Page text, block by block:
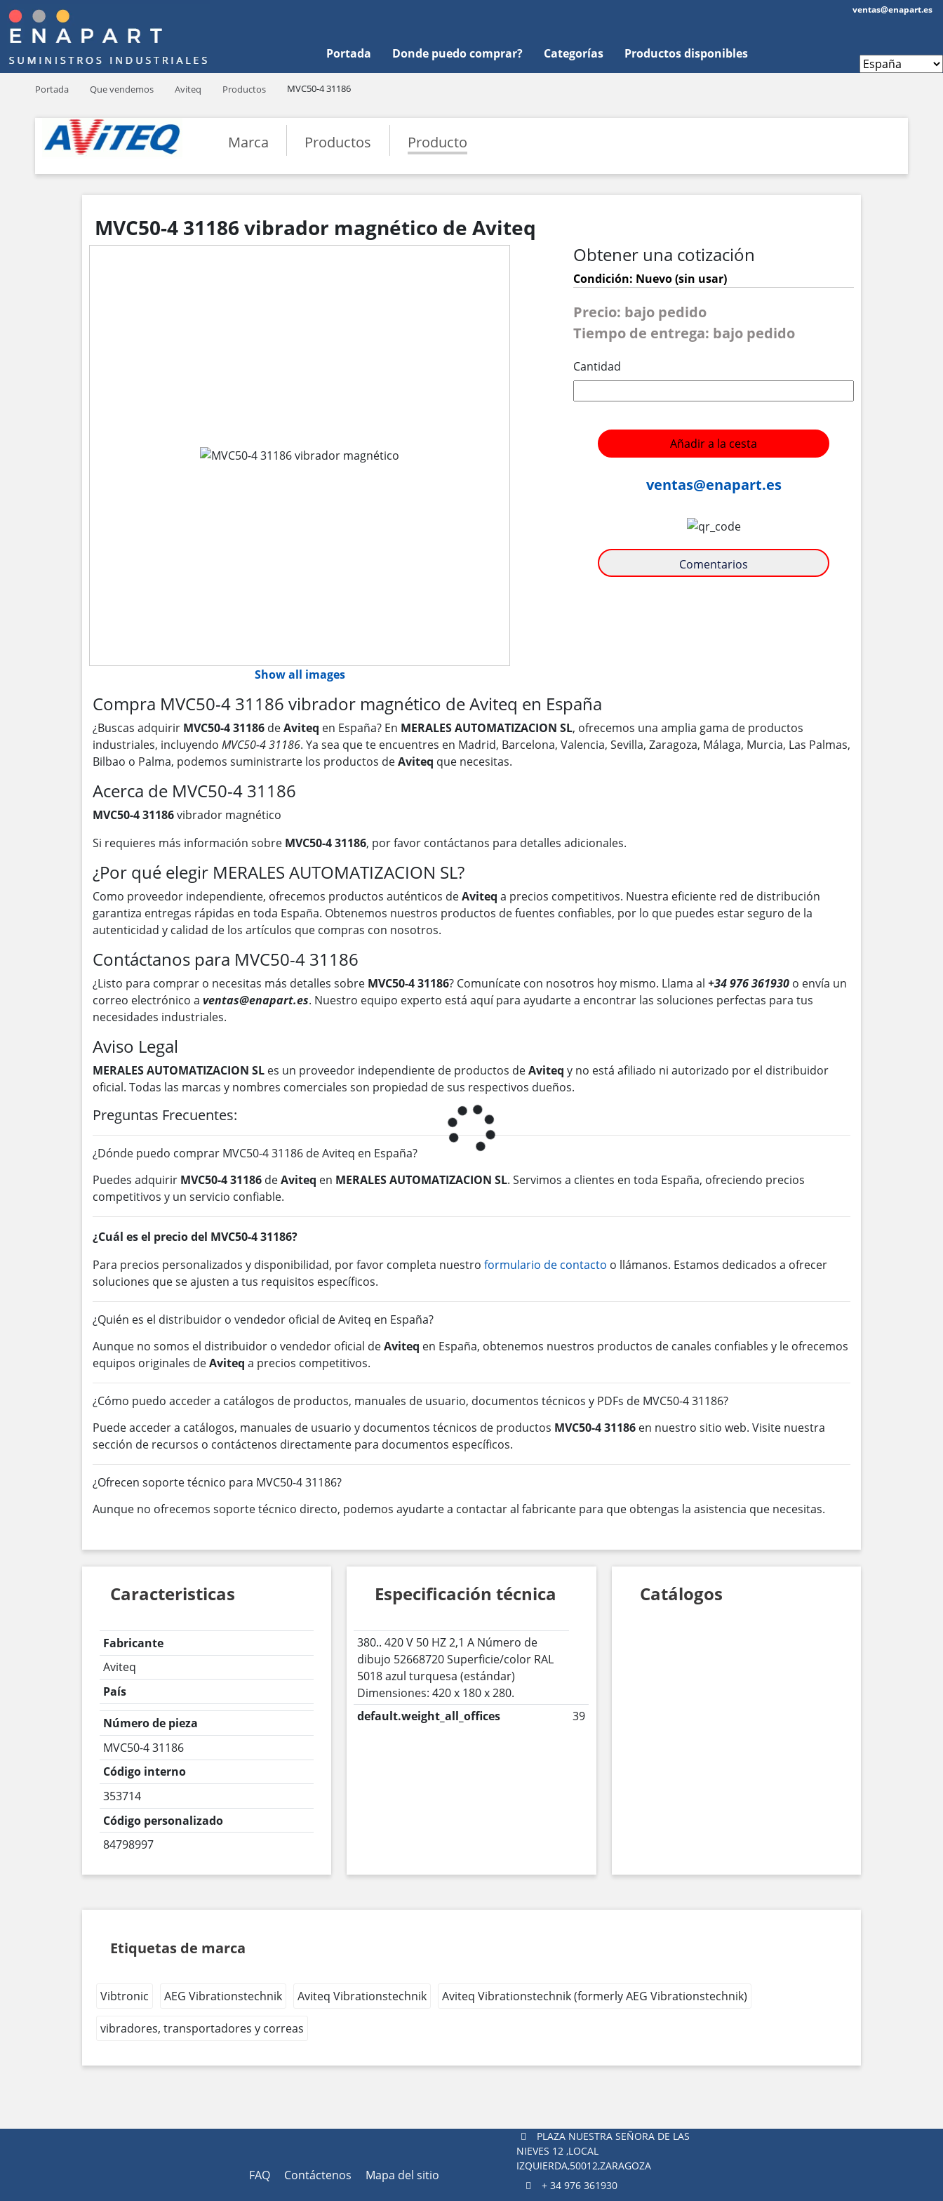
Portada Donde puedo comprar? Categorías Productos disponibles
ventas@enapart.es
Portada Que vendemos Aviteq Productos MVC50-4 31186
Marca Productos Producto
MVC50-4 31186 vibrador magnético de Aviteq
Show all images
Obtener una cotización
Condición: Nuevo (sin usar)
Precio: bajo pedido
Tiempo de entrega: bajo pedido
Cantidad
Añadir a la cesta
ventas@enapart.es
Comentarios
Compra MVC50-4 31186 vibrador magnético de Aviteq en España
¿Buscas adquirir MVC50-4 31186 deAviteq en España? En MERALES AUTOMATIZACION SL, ofrecemos una amplia gama de productos
industriales, incluyendo MVC50-4 31186. Ya sea que te encuentres en Madrid, Barcelona, Valencia, Sevilla, Zaragoza, Málaga, Murcia, Las Palmas,
Bilbao o Palma, podemos suministrarte los productos deAviteq que necesitas.
Acerca de MVC50-4 31186
MVC50-4 31186vibrador magnético
Si requieres más información sobre MVC50-4 31186, por favor contáctanos para detalles adicionales.
¿Por qué elegir MERALES AUTOMATIZACION SL?
Como proveedor independiente, ofrecemos productos auténticos deAviteq a precios competitivos. Nuestra eficiente red de distribución
garantiza entregas rápidas en toda España. Obtenemos nuestros productos de fuentes confiables, por lo que puedes estar seguro de la
autenticidad y calidad de los artículos que compras con nosotros.
Contáctanos para MVC50-4 31186
¿Listo para comprar o necesitas más detalles sobre MVC50-4 31186? Comunícate con nosotros hoy mismo. Llama al +34 976 361930 o envía un
correo electrónico a ventas@enapart.es. Nuestro equipo experto está aquí para ayudarte a encontrar las soluciones perfectas para tus
necesidades industriales.
Aviso Legal
MERALES AUTOMATIZACION SL es un proveedor independiente de productos deAviteq y no está afiliado ni autorizado por el distribuidor
oficial. Todas las marcas y nombres comerciales son propiedad de sus respectivos dueños.
Preguntas Frecuentes:
¿Dónde puedo comprar MVC50-4 31186 de Aviteq en España?
Puedes adquirir MVC50-4 31186 deAviteq en MERALES AUTOMATIZACION SL. Servimos a clientes en toda España, ofreciendo precios
competitivos y un servicio confiable.
¿Cuál es el precio del MVC50-4 31186?
Para precios personalizados y disponibilidad, por favor completa nuestro formulario de contacto o llámanos. Estamos dedicados a ofrecer
soluciones que se ajusten a tus requisitos específicos.
¿Quién es el distribuidor o vendedor oficial de Aviteq en España?
Aunque no somos el distribuidor o vendedor oficial deAviteq en España, obtenemos nuestros productos de canales confiables y le ofrecemos
equipos originales deAviteq a precios competitivos.
¿Cómo puedo acceder a catálogos de productos, manuales de usuario, documentos técnicos y PDFs de MVC50-4 31186?
Puede acceder a catálogos, manuales de usuario y documentos técnicos de productos MVC50-4 31186 en nuestro sitio web. Visite nuestra
sección de recursos o contáctenos directamente para documentos específicos.
¿Ofrecen soporte técnico para MVC50-4 31186?
Aunque no ofrecemos soporte técnico directo, podemos ayudarte a contactar al fabricante para que obtengas la asistencia que necesitas.
Caracteristicas
Fabricante
Aviteq
País
Número de pieza
MVC50-4 31186
Código interno
353714
Código personalizado
84798997
Especificación técnica
380.. 420 V 50 HZ 2,1 A Número de
dibujo 52668720 Superficie/color RAL
5018 azul turquesa (estándar)
Dimensiones: 420 x 180 x 280.
default.weight_all_offices
39
Catálogos
Etiquetas de marca
Vibtronic AEG Vibrationstechnik Aviteq Vibrationstechnik Aviteq Vibrationstechnik (formerly AEG Vibrationstechnik)
vibradores, transportadores y correas
FAQ Contáctenos Mapa del sitio
PLAZA NUESTRA SEÑORA DE LAS
NIEVES 12 ,LOCAL
IZQUIERDA,50012,ZARAGOZA
+ 34 976 361930